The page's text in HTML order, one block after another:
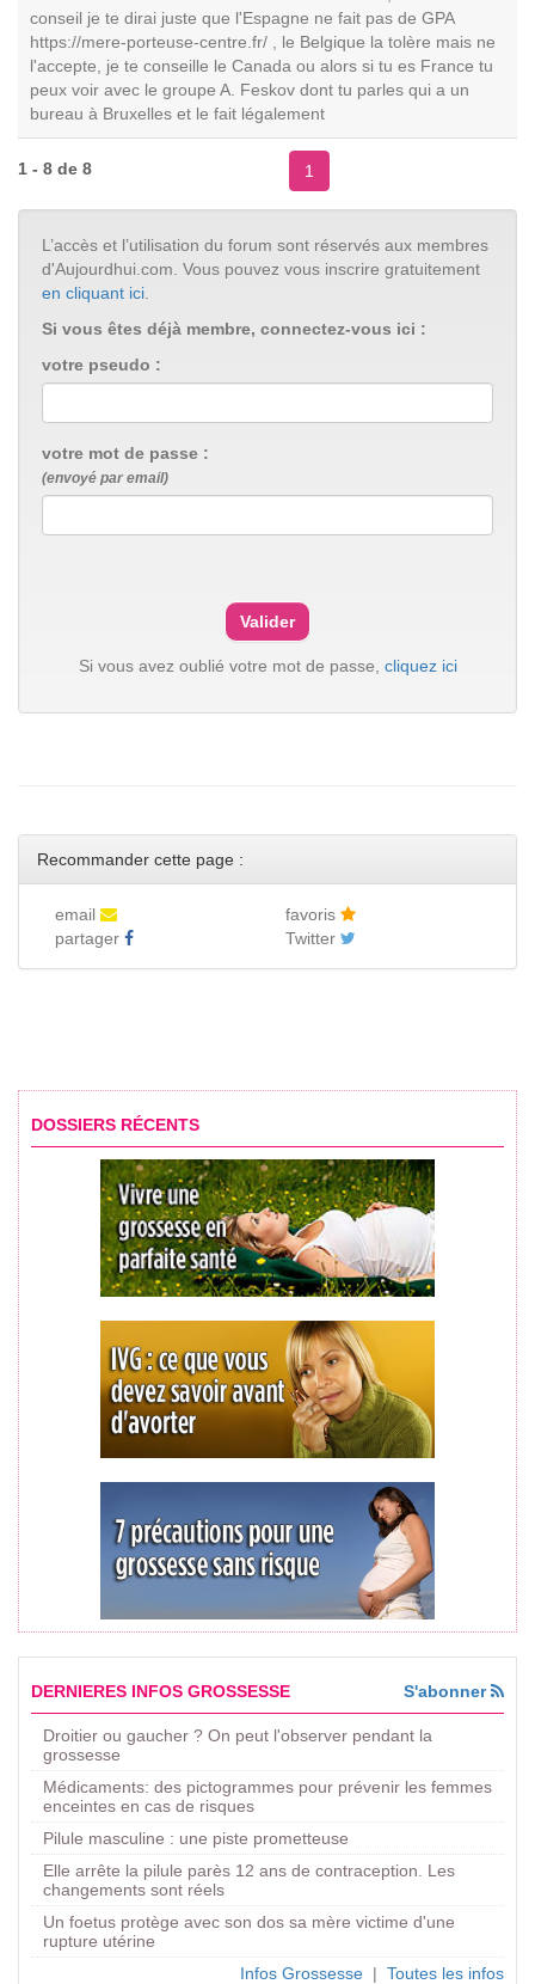
conseil je te dirai juste que l'Espagne ne fait pas de GPA
https://mere-porteuse-centre.fr/ , le Belgique la tolère mais ne
l'accepte, je te conseille le Canada ou alors si tu es France tu
peux voir avec le groupe A. Feskov dont tu parles qui a un
bureau à Bruxelles et le fait légalement
1 - 8 de 8 1
L’accès et l’utilisation du forum sont réservés aux membres
d'Aujourdhui.com. Vous pouvez vous inscrire gratuitement
en cliquant ici.
Si vous êtes déjà membre, connectez-vous ici :
votre pseudo :
votre mot de passe :
(envoyé par email)
Si vous avez oublié votre mot de passe, cliquez ici
Recommander cette page :
email
favoris
partager
Twitter
DOSSIERS RÉCENTS
DERNIERES INFOS GROSSESSE S'abonner
Droitier ou gaucher ? On peut l'observer pendant la
grossesse
Médicaments: des pictogrammes pour prévenir les femmes
enceintes en cas de risques
Pilule masculine : une piste prometteuse
Elle arrête la pilule parès 12 ans de contraception. Les
changements sont réels
Un foetus protège avec son dos sa mère victime d'une
rupture utérine
Infos Grossesse | Toutes les infos